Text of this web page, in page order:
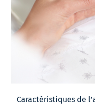
Caractéristiques de